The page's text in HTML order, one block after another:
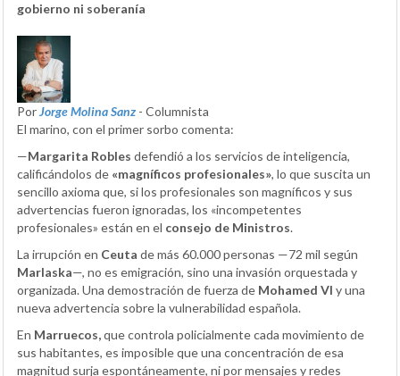
gobierno ni soberanía
PorJorge Molina Sanz - Columnista
El marino, con el primer sorbo comenta:
—Margarita Robles defendió a los servicios de inteligencia,
calificándolos de «magníficos profesionales», lo que suscita un
sencillo axioma que, si los profesionales son magníficos y sus
advertencias fueron ignoradas, los «incompetentes
profesionales» están en el consejo de Ministros.
La irrupción en Ceuta de más 60.000 personas —72 mil según
Marlaska—, no es emigración, sino una invasión orquestada y
organizada. Una demostración de fuerza de Mohamed VI y una
nueva advertencia sobre la vulnerabilidad española.
En Marruecos,que controla policialmente cada movimiento de
sus habitantes, es imposible que una concentración de esa
magnitud surja espontáneamente, ni por mensajes y redes